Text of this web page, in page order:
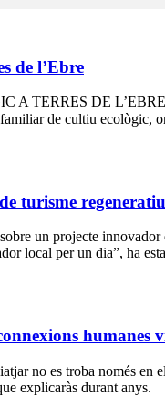
de l’Ebre
TERRES DE L’EBRE!
de cultiu ecològic,
turisme
un projecte
local per un dia”, ha
no es troba només en
explicaràs durant anys.